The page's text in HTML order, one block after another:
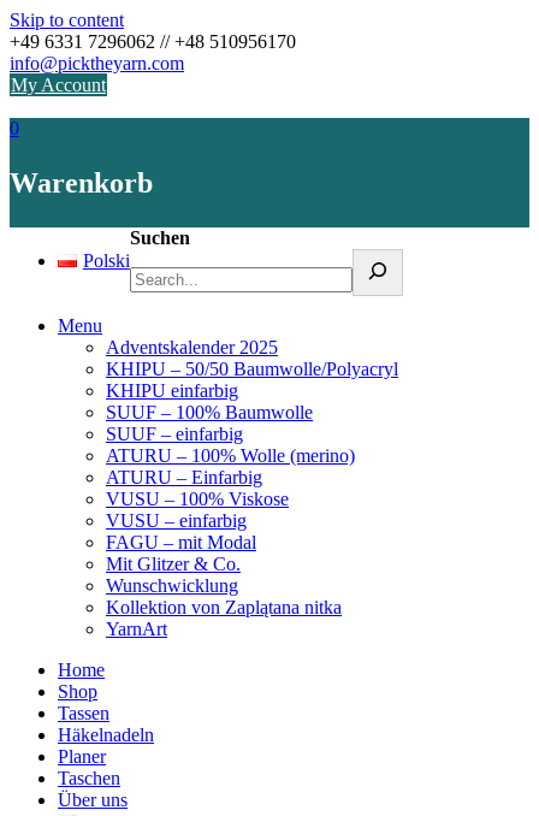
Skip to content
+49 6331 7296062 // +48 510956170
info@picktheyarn.com
My Account
0
Warenkorb
Polski
Suchen
Menu
Adventskalender 2025
KHIPU – 50/50 Baumwolle/Polyacryl
KHIPU einfarbig
SUUF – 100% Baumwolle
SUUF – einfarbig
ATURU – 100% Wolle (merino)
ATURU – Einfarbig
VUSU – 100% Viskose
VUSU – einfarbig
FAGU – mit Modal
Mit Glitzer & Co.
Wunschwicklung
Kollektion von Zaplątana nitka
YarnArt
Home
Shop
Tassen
Häkelnadeln
Planer
Taschen
Über uns